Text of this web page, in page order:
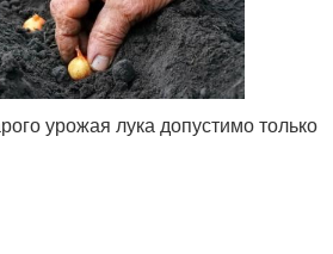
урожая лука допустимо только